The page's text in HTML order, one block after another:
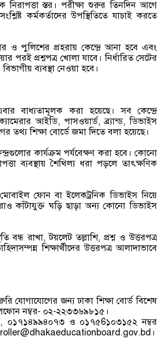
নিরাপত্তা স্তর। পরীক্ষা শুরুর তিনদিন আগে
কর্মকর্তাদের উপস্থিতিতে যাচাই করতে
ও পুলিশের প্রহরায় কেন্দ্রে আনা হবে এবং
পরই প্রশ্নপত্র খোলা যাবে। নির্ধারিত সেটের
ব্যবস্থা নেওয়া হবে।
বাধ্যতামূলক করা হয়েছে। সব কেন্দ্রে
আইডি, পাসওয়ার্ড, ব্র্যান্ড, ডিভাইস
শিক্ষা বোর্ডে জমা দিতে বলা হয়েছে।
কার্যক্রম পর্যবেক্ষণ করা হবে। কোনো
ব্যবস্থায় শৈথিল্য ধরা পড়লে তাৎক্ষণিক
মোবাইল ফোন বা ইলেকট্রনিক ডিভাইস নিয়ে
কাঁটাযুক্ত ঘড়ি ছাড়া অন্য কোনো ডিভাইস
বন্ধ রাখা, টয়লেট তল্লাশি, প্রশ্ন ও উত্তরপত্র
শিক্ষার্থীদের উত্তরপত্র আলাদাভাবে
যোগাযোগের জন্য ঢাকা শিক্ষা বোর্ড বিশেষ
নম্বর- ০২-২২৩৩৬৯৮১৫।
০১৭১৪৯৯৪০৭৩ ও ০১৭৫6১০৩১৫২ নম্বর